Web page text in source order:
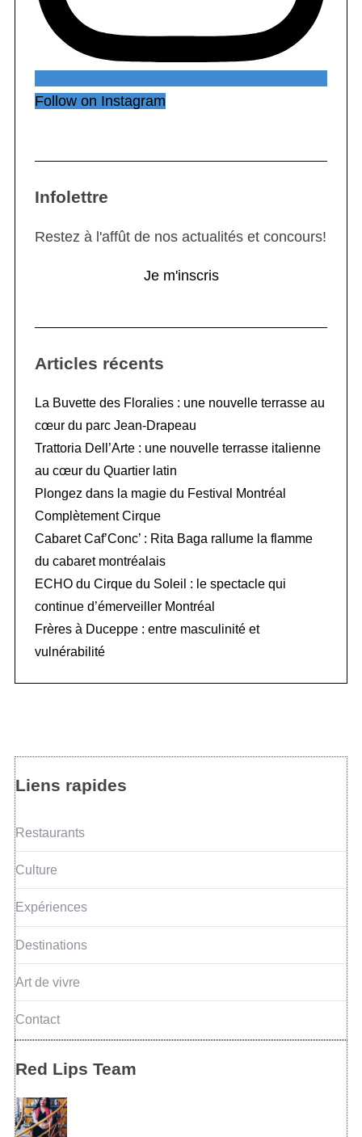
Follow on Instagram
Infolettre
Restez à l'affût de nos actualités et concours!
Je m'inscris
Articles récents
La Buvette des Floralies : une nouvelle terrasse au
cœur du parc Jean-Drapeau
Trattoria Dell’Arte : une nouvelle terrasse italienne
au cœur du Quartier latin
Plongez dans la magie du Festival Montréal
Complètement Cirque
Cabaret Caf’Conc’ : Rita Baga rallume la flamme
du cabaret montréalais
ECHO du Cirque du Soleil : le spectacle qui
continue d’émerveiller Montréal
Frères à Duceppe : entre masculinité et
vulnérabilité
Liens rapides
Restaurants
Culture
Expériences
Destinations
Art de vivre
Contact
Red Lips Team